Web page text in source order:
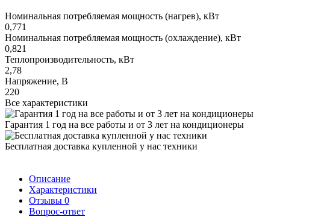
Номинальная потребляемая мощность (нагрев), кВт
0,771
Номинальная потребляемая мощность (охлаждение), кВт
0,821
Теплопроизводительность, кВт
2,78
Напряжение, В
220
Все характеристики
Гарантия 1 год на все работы и от 3 лет на кондиционеры
Бесплатная доставка купленной у нас техники
Описание
Характеристики
Отзывы 0
Вопрос-ответ